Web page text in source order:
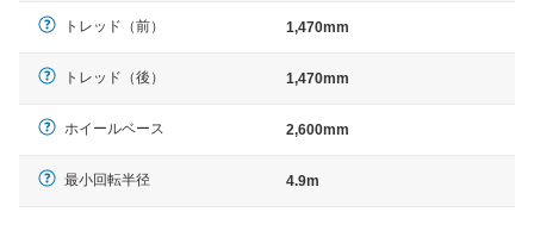
トレッド（前） 1,470mm
トレッド（後） 1,470mm
ホイールベース 2,600mm
最小回転半径 4.9m